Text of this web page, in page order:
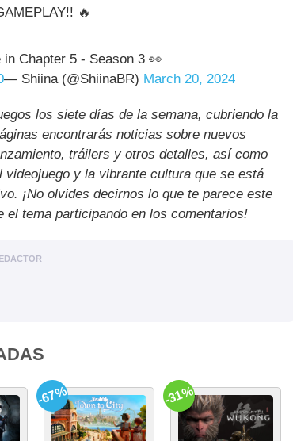
🔥
Chapter 5 - Season 3 👀
— Shiina (@ShiinaBR) March 20, 2024
los siete días de la semana, cubriendo la
encontrarás noticias sobre nuevos
tráilers y otros detalles, así como
y la vibrante cultura que se está
¡No olvides decirnos lo que te parece este
el tema participando en los comentarios!
-67% -31%